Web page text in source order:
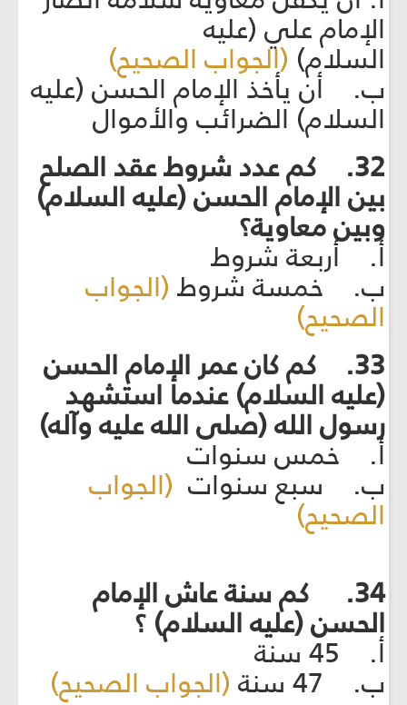
الإمام علي (عليه
السلام) (الجواب الصحيح)
ب. أن يأخذ الإمام الحسن (عليه
السلام) الضرائب والأموال
32. كم عدد شروط عقد الصلح
بين الإمام الحسن (عليه السلام)
وبين معاوية؟
أ. أربعة شروط
ب. خمسة شروط (الجواب
الصحيح)
33. كم كان عمر الإمام الحسن
(عليه السلام) عندما استشهد
رسول الله (صلى الله عليه وآله)
أ. خمس سنوات
ب. سبع سنوات (الجواب
الصحيح)
34. كم سنة عاش الإمام
الحسن (عليه السلام) ؟
أ. 45 سنة
ب. 47 سنة
(الجواب الصحيح)